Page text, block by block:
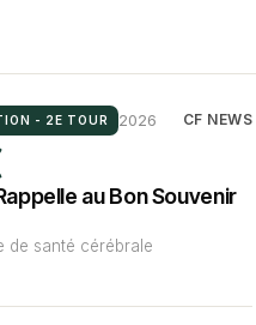
- 2E TOUR 2026 CF NEWS
au Bon Souvenir
de santé cérébrale